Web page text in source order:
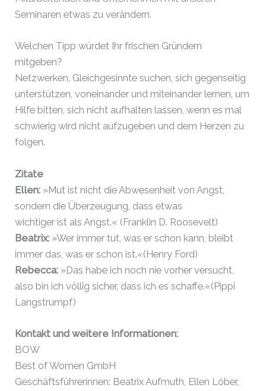
Seminaren etwas zu verändern.
Welchen Tipp würdet Ihr frischen Gründern
mitgeben?
Netzwerken, Gleichgesinnte suchen, sich gegenseitig
unterstützen, voneinander und miteinander lernen, um
Hilfe bitten, sich nicht aufhalten lassen, wenn es mal
schwierig wird nicht aufzugeben und dem Herzen zu
folgen.
Zitate
Ellen: »Mut ist nicht die Abwesenheit von Angst,
sondern die Überzeugung, dass etwas
wichtiger ist als Angst.« (Franklin D. Roosevelt)
Beatrix: »Wer immer tut, was er schon kann, bleibt
immer das, was er schon ist.«(Henry Ford)
Rebecca: »Das habe ich noch nie vorher versucht,
also bin ich völlig sicher, dass ich es schaffe.«(Pippi
Langstrumpf)
Kontakt und weitere Informationen:
BOW
Best of Women GmbH
Geschäftsführerinnen: Beatrix Aufmuth, Ellen Löber,